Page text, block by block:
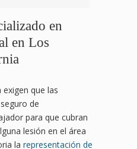
en
en Los
exigen que las
de
para que cubran
lesión en el área
la representación de